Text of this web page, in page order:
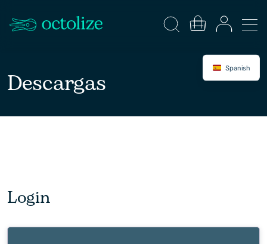
Descargas
Login
Spanish